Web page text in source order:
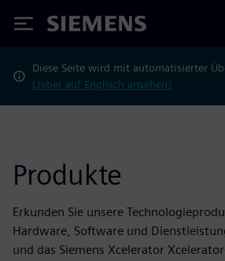
Siemens
Diese Seite wird mit automatisierter
Lieber auf Englisch ansehen?
Produkte
Erkunden Sie unsere
Hardware, Software und
und das Siemens Xcelerator